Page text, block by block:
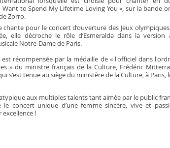
Want to Spend My Lifetime Loving You », sur la bande
Zorro.
chante pour le concert d’ouverture des Jeux
elle décroche le rôle d’Esmeralda dans la version
Notre-Dame de Paris.
est récompensée par la médaille de « l'officiel dans
» du ministre français de la Culture, Frédéric
s'est tenue au siège du ministère de la Culture, à Paris,
aux multiples talents tant aimée par le public
le concert unique d’une femme sincère, vive et
!